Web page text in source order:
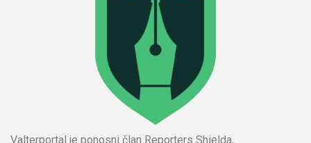
Valterportal je ponosni član Reporters Shielda,